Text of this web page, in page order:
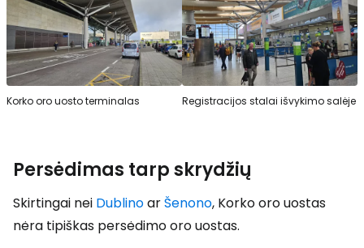
Korko oro uosto terminalas Registracijos stalai išvykimo salėje
Persėdimas tarp skrydžių
Skirtingai nei DublinoarŠenono, Korko oro uostas
nėra tipiškas persėdimo oro uostas.